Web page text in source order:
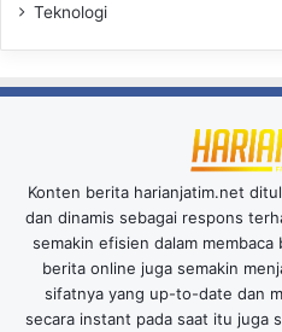
Teknologi
Konten berita harianjatim.net
dan dinamis sebagai respons
semakin efisien dalam
berita online juga semakin
sifatnya yang up-to-date dan
secara instant pada saat itu juga